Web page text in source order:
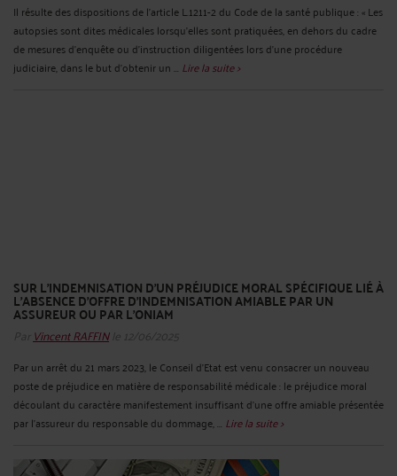
Il résulte des dispositions de l’article L.1211-2 du Code de la santé publique : « Les
autopsies sont dites médicales lorsqu'elles sont pratiquées, en dehors du cadre
de mesures d'enquête ou d'instruction diligentées lors d'une procédure
judiciaire, dans le but d'obtenir un ... Lire la suite >
SUR L’INDEMNISATION D’UN PRÉJUDICE MORAL SPÉCIFIQUE LIÉ À
L’ABSENCE D’OFFRE D’INDEMNISATION AMIABLE PAR UN
ASSUREUR OU PAR L’ONIAM
Par Vincent RAFFINle 12/06/2025
Par un arrêt du 21 mars 2023, le Conseil d’Etat est venu consacrer un nouveau
poste de préjudice en matière de responsabilité médicale : le préjudice moral
découlant du caractère manifestement insuffisant d’une offre amiable présentée
par l’assureur du responsable du dommage, ... Lire la suite >